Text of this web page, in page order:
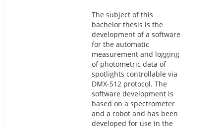
The subject of this
bachelor thesis is the
development of a software
for the automatic
measurement and logging
of photometric data of
spotlights controllable via
DMX-512 protocol. The
software development is
based on a spectrometer
and a robot and has been
developed for use in the